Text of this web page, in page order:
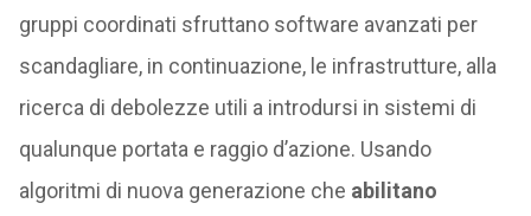
gruppi coordinati sfruttano software avanzati per
scandagliare, in continuazione, le infrastrutture, alla
ricerca di debolezze utili a introdursi in sistemi di
qualunque portata e raggio d’azione. Usando
algoritmi di nuova generazione che abilitano